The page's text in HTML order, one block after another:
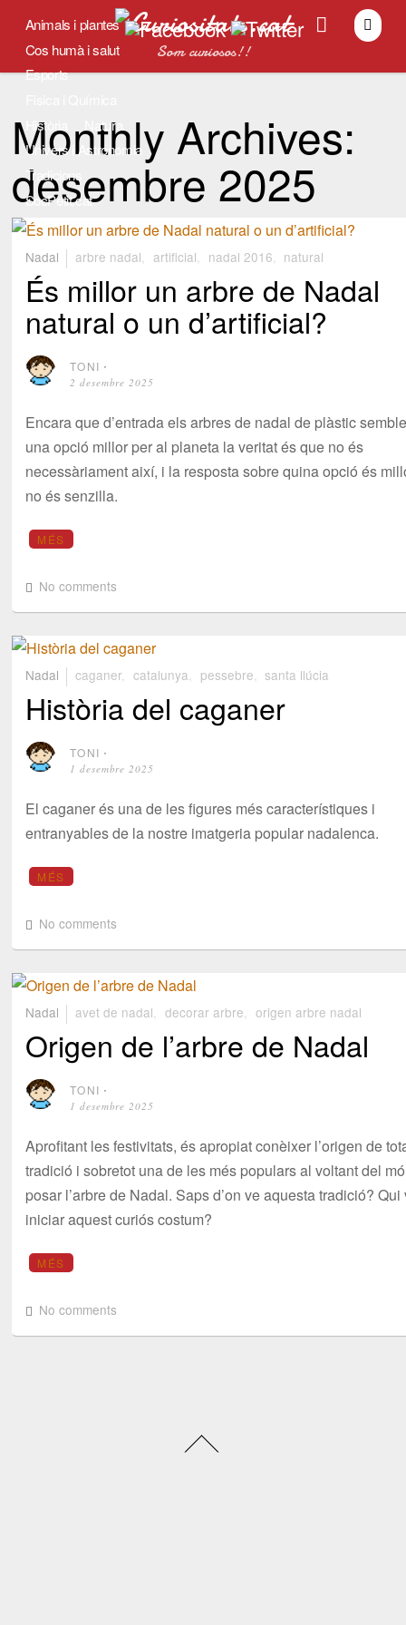
Som curiosos!!
Animals i plantes
Cos humà i salut
Esports
Història
Natura
Univers i Astronomia
Tradicions
SocPetit.cat
Monthly Archives:
desembre 2025
Nadal arbre nadal, artificial, nadal 2016, natural
És millor un arbre de Nadal
natural o un d’artificial?
TONI ⋅
2 desembre 2025
Encara que d’entrada els arbres de nadal de plàstic
una opció millor per al planeta la veritat és que no és
necessàriament així, i la resposta sobre quina opció és
no és senzilla.
MÉS
No comments
Nadal caganer, catalunya, pessebre, santa llúcia
Història del caganer
TONI ⋅
1 desembre 2025
El caganer és una de les figures més característiques i
entranyables de la nostre imatgeria popular nadalenca.
MÉS
No comments
Nadal avet de nadal, decorar arbre, origen arbre nadal
Origen de l’arbre de Nadal
TONI ⋅
1 desembre 2025
Aprofitant les festivitats, és apropiat conèixer l’origen de
tradició i sobretot una de les més populars al voltant del
posar l’arbre de Nadal. Saps d’on ve aquesta tradició? Qui
iniciar aquest curiós costum?
MÉS
No comments